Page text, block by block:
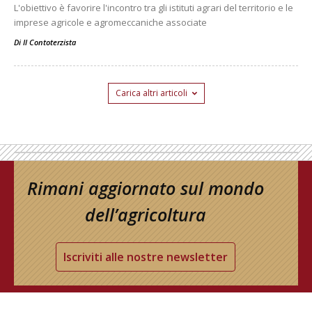
L'obiettivo è favorire l'incontro tra gli istituti agrari del territorio e le
imprese agricole e agromeccaniche associate
Di Il Contoterzista
Carica altri articoli
Rimani aggiornato sul mondo
dell’agricoltura
Iscriviti alle nostre newsletter